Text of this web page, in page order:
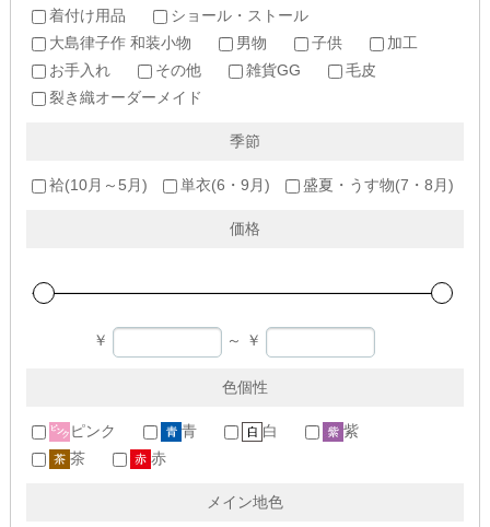
着付け用品
ショール・ストール
大島律子作 和装小物
男物 子供
加工
お手入れ
その他 雑貨GG
毛皮
裂き織オーダーメイド
季節
袷(10月～5月) 単衣(6・9月) 盛夏・うす物(7・8月)
価格
￥ ～ ￥
色個性
ピンク 青 白
紫
茶
赤
メイン地色